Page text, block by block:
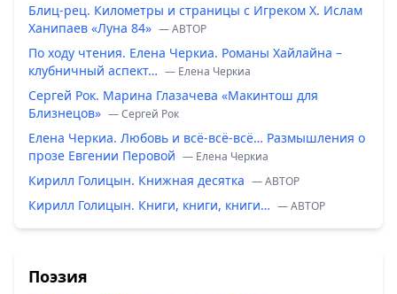
Блиц-рец. Километры и страницы с Игреком Х. Ислам
Ханипаев «Луна 84» — ABTOP
По ходу чтения. Елена Черкиа. Романы Хайлайна –
клубничный аспект… — Елена Черкиа
Сергей Рок. Марина Глазачева «Макинтош для
Близнецов» — Сергей Рок
Елена Черкиа. Любовь и всё-всё-всё… Размышления о
прозе Евгении Перовой — Елена Черкиа
Кирилл Голицын. Книжная десятка — ABTOP
Кирилл Голицын. Книги, книги, книги… — ABTOP
Поэзия